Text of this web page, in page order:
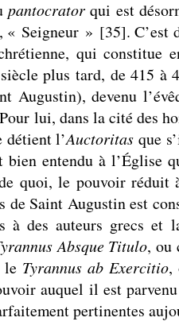
pantocrator qui est
« Seigneur » [35]. C’est
qui constitue
plus tard, de 415 à
Augustin), devenu
lui, dans la cité des
détient l’Auctoritas que
bien entendu à l’Église
quoi, le pouvoir réduit
de Saint Augustin est
à des auteurs grecs et
Absque Titulo, ou
le Tyrannus ab Exercitio,
auquel il est
pertinentes